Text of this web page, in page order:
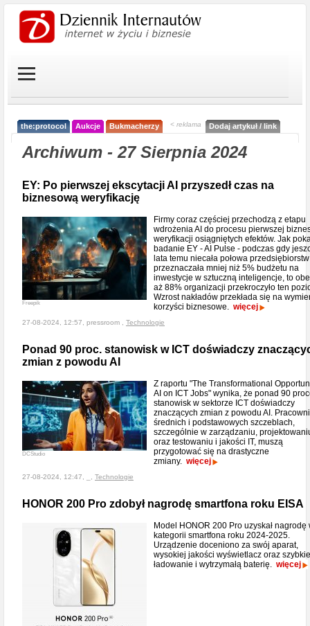
the:protocol Aukcje Bukmacherzy < reklama Dodaj artykuł / link
Archiwum - 27 Sierpnia 2024
EY: Po pierwszej ekscytacji AI przyszedł czas na
biznesową weryfikację
Freepik
Firmy coraz częściej przechodzą z etapu
wdrożenia AI do procesu pierwszej
weryfikacji osiągniętych efektów. Jak
badanie EY - AI Pulse - podczas gdy
lata temu niecała połowa przedsiębiorstw
przeznaczała mniej niż 5% budżetu na
inwestycje w sztuczną inteligencje, to
aż 88% organizacji przekroczyło ten
Wzrost nakładów przekłada się na
korzyści biznesowe. więcej
27-08-2024, 12:57, pressroom , Technologie
Ponad 90 proc. stanowisk w ICT doświadczy
zmian z powodu AI
DCStudio
Z raportu "The Transformational
AI on ICT Jobs" wynika, że ponad 90
stanowisk w sektorze ICT doświadczy
znaczących zmian z powodu AI.
średnich i podstawowych szczeblach,
szczególnie w zarządzaniu,
oraz testowaniu i jakości IT, muszą
przygotować się na drastyczne
zmiany. więcej
27-08-2024, 12:47, _, Technologie
HONOR 200 Pro zdobył nagrodę smartfona roku EISA
Model HONOR 200 Pro uzyskał nagrodę
kategorii smartfona roku 2024-2025.
Urządzenie doceniono za swój aparat,
wysokiej jakości wyświetlacz oraz szybkie
ładowanie i wytrzymałą baterię. więcej